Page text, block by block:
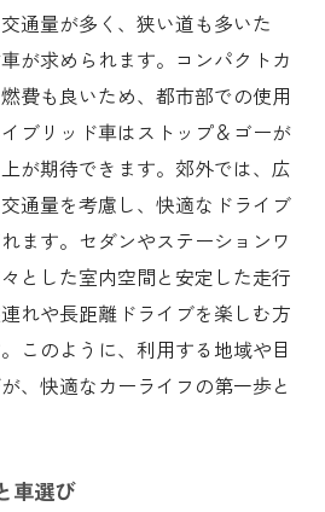
通量が多く、狭い道も多いた
が求められます。コンパクトカ
費も良いため、都市部での使用
ブリッド車はストップ＆ゴーが
が期待できます。郊外では、広
通量を考慮し、快適なドライブ
ます。セダンやステーションワ
とした室内空間と安定した走行
れや長距離ドライブを楽しむ方
このように、利用する地域や目
、快適なカーライフの第一歩と
車選び